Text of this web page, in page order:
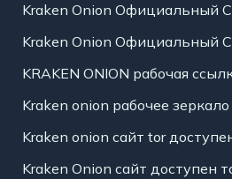
Kraken Onion Официальный
Kraken Onion Официальный
KRAKEN ONION рабочая
Kraken onion рабочее
Kraken onion сайт tor
Kraken Onion сайт доступен